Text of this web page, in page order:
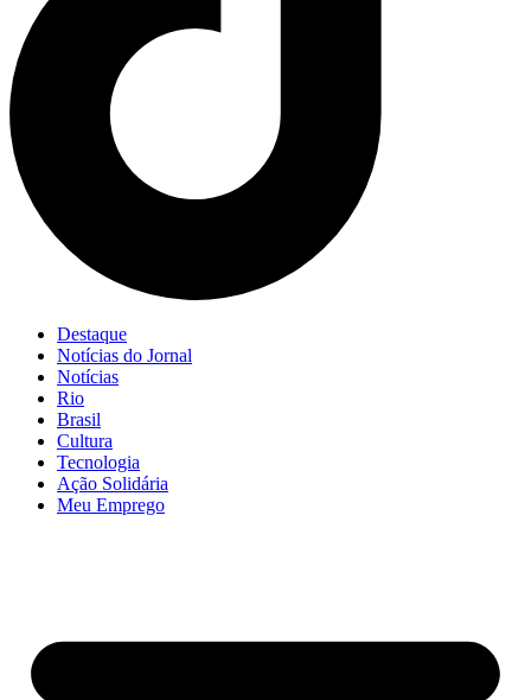
Destaque
Notícias do Jornal
Notícias
Rio
Brasil
Cultura
Tecnologia
Ação Solidária
Meu Emprego